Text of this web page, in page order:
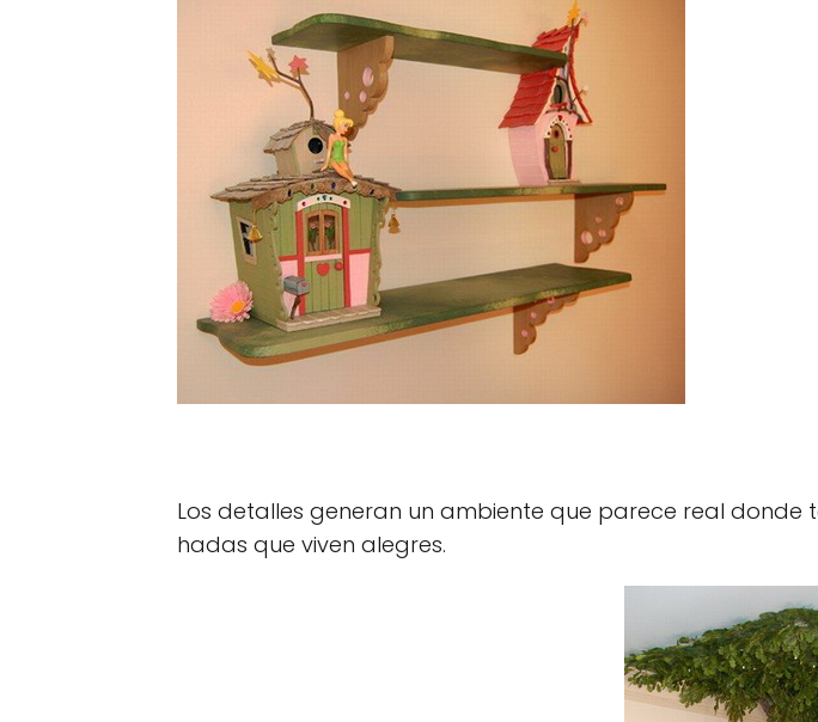
Los detalles generan un ambiente que parece real
hadas que viven alegres.